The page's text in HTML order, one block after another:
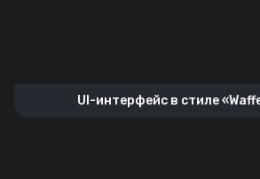
UI-интерфейс в стиле